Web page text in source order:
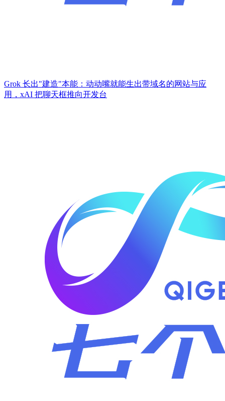
Grok 长出"建造"本能：动动嘴就能生出带域名的网站与应
用，xAI 把聊天框推向开发台